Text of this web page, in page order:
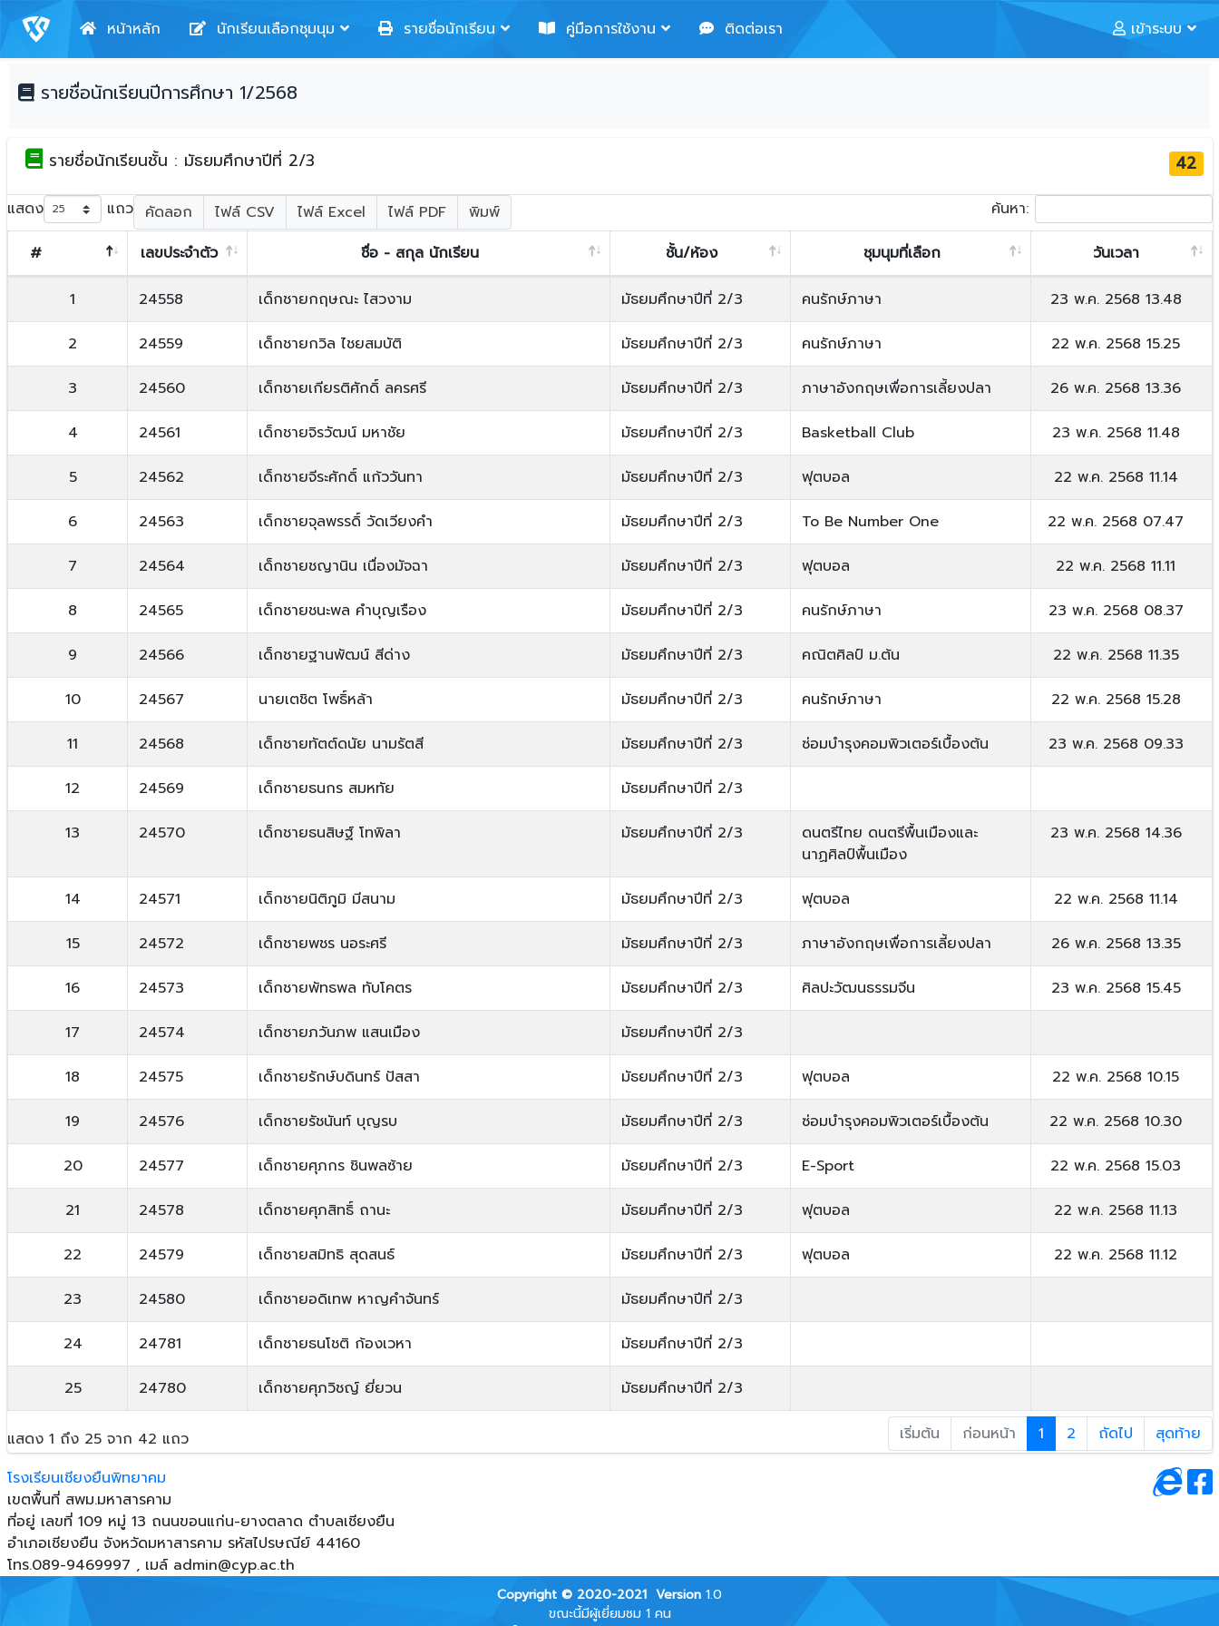
หน้าหลัก นักเรียนเลือกชุมนุม รายชื่อนักเรียน คู่มือการใช้งาน ติดต่อเรา เข้าระบบ
รายชื่อนักเรียนปีการศึกษา 1/2568
รายชื่อนักเรียนชั้น : มัธยมศึกษาปีที่ 2/3 42
แสดง แถว คัดลอก ไฟล์ CSV ไฟล์ Excel ไฟล์ PDF พิมพ์ ค้นหา:
# เลขประจำตัว ชื่อ - สกุล นักเรียน ชั้น/ห้อง ชุมนุมที่เลือก วันเวลา
1 24558 เด็กชายกฤษณะ ไสวงาม มัธยมศึกษาปีที่ 2/3 คนรักษ์ภาษา 23 พ.ค. 2568 13.48
2 24559 เด็กชายกวิล ไชยสมบัติ มัธยมศึกษาปีที่ 2/3 คนรักษ์ภาษา 22 พ.ค. 2568 15.25
3 24560 เด็กชายเกียรติศักดิ์ ลครศรี มัธยมศึกษาปีที่ 2/3 ภาษาอังกฤษเพื่อการเลี้ยงปลา 26 พ.ค. 2568 13.36
4 24561 เด็กชายจิรวัฒน์ มหาชัย มัธยมศึกษาปีที่ 2/3 Basketball Club 23 พ.ค. 2568 11.48
5 24562 เด็กชายจีระศักดิ์ แก้ววันทา มัธยมศึกษาปีที่ 2/3 ฟุตบอล 22 พ.ค. 2568 11.14
6 24563 เด็กชายจุลพรรดิ์ วัดเวียงคำ มัธยมศึกษาปีที่ 2/3 To Be Number One 22 พ.ค. 2568 07.47
7 24564 เด็กชายชญานิน เนื่องมัจฉา มัธยมศึกษาปีที่ 2/3 ฟุตบอล 22 พ.ค. 2568 11.11
8 24565 เด็กชายชนะพล คำบุญเรือง มัธยมศึกษาปีที่ 2/3 คนรักษ์ภาษา 23 พ.ค. 2568 08.37
9 24566 เด็กชายฐานพัฒน์ สีด่าง มัธยมศึกษาปีที่ 2/3 คณิตศิลป์ ม.ต้น 22 พ.ค. 2568 11.35
10 24567 นายเตชิต โพธิ์หล้า มัธยมศึกษาปีที่ 2/3 คนรักษ์ภาษา 22 พ.ค. 2568 15.28
11 24568 เด็กชายทัตต์ดนัย นามรัตสี มัธยมศึกษาปีที่ 2/3 ซ่อมบำรุงคอมพิวเตอร์เบื้องต้น 23 พ.ค. 2568 09.33
12 24569 เด็กชายธนกร สมหทัย มัธยมศึกษาปีที่ 2/3
13 24570 เด็กชายธนสิษฐ์ โทพิลา มัธยมศึกษาปีที่ 2/3
ดนตรีไทย ดนตรีพื้นเมืองและ
นาฏศิลป์พื้นเมือง
23 พ.ค. 2568 14.36
14 24571 เด็กชายนิติภูมิ มีสนาม มัธยมศึกษาปีที่ 2/3 ฟุตบอล 22 พ.ค. 2568 11.14
15 24572 เด็กชายพชร นอระศรี มัธยมศึกษาปีที่ 2/3 ภาษาอังกฤษเพื่อการเลี้ยงปลา 26 พ.ค. 2568 13.35
16 24573 เด็กชายพัทธพล ทับโคตร มัธยมศึกษาปีที่ 2/3 ศิลปะวัฒนธรรมจีน 23 พ.ค. 2568 15.45
17 24574 เด็กชายภวันภพ แสนเมือง มัธยมศึกษาปีที่ 2/3
18 24575 เด็กชายรักษ์บดินทร์ ปัสสา มัธยมศึกษาปีที่ 2/3 ฟุตบอล 22 พ.ค. 2568 10.15
19 24576 เด็กชายรัชนันท์ บุญรบ มัธยมศึกษาปีที่ 2/3 ซ่อมบำรุงคอมพิวเตอร์เบื้องต้น 22 พ.ค. 2568 10.30
20 24577 เด็กชายศุภกร ชินพลซ้าย มัธยมศึกษาปีที่ 2/3 E-Sport 22 พ.ค. 2568 15.03
21 24578 เด็กชายศุภสิทธิ์ ถานะ มัธยมศึกษาปีที่ 2/3 ฟุตบอล 22 พ.ค. 2568 11.13
22 24579 เด็กชายสมิทธิ สุดสนธ์ มัธยมศึกษาปีที่ 2/3 ฟุตบอล 22 พ.ค. 2568 11.12
23 24580 เด็กชายอดิเทพ หาญคำจันทร์ มัธยมศึกษาปีที่ 2/3
24 24781 เด็กชายธนโชติ ก้องเวหา มัธยมศึกษาปีที่ 2/3
25 24780 เด็กชายศุภวิชญ์ ยี่ยวน มัธยมศึกษาปีที่ 2/3
แสดง 1 ถึง 25 จาก 42 แถว เริ่มต้น ก่อนหน้า 1 2 ถัดไป สุดท้าย
โรงเรียนเชียงยืนพิทยาคม
เขตพื้นที่ สพม.มหาสารคาม
ที่อยู่ เลขที่ 109 หมู่ 13 ถนนขอนแก่น-ยางตลาด ตําบลเชียงยืน
อําเภอเชียงยืน จังหวัดมหาสารคาม รหัสไปรษณีย์ 44160
โทร.089-9469997 , เมล์ admin@cyp.ac.th
Copyright © 2020-2021 Version 1.0
ขณะนี้มีผู้เยี่ยมชม 1 คน